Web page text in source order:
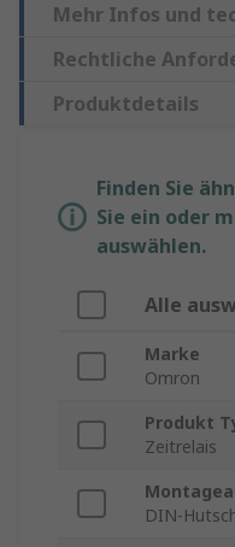
Mehr Infos und
Rechtliche
Produktdetails
Finden Sie
Sie ein oder
auswählen.
Alle
Marke
Omron
Produkt
Zeitrelais
DIN-